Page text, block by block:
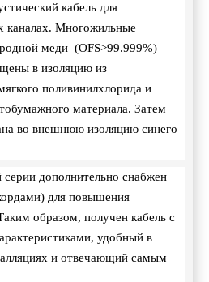
кабель для
каналах. Многожильные
меди (OFS>99.999%)
в изоляцию из
поливинилхлорида и
материала. Затем
во внешнюю изоляцию синего
дополнительно снабжен
для повышения
образом, получен кабель с
удобный в
и отвечающий самым